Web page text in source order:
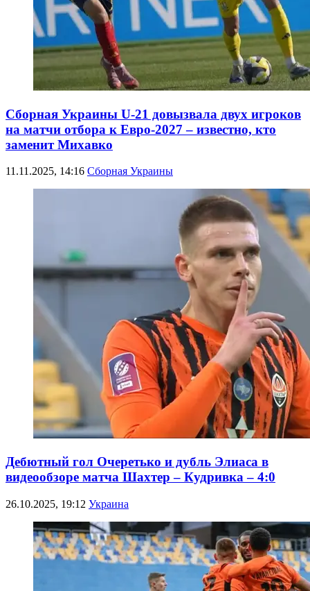
Сборная Украины U-21 довызвала двух игроков
на матчи отбора к Евро-2027 – известно, кто
заменит Михавко
11.11.2025, 14:16 Сборная Украины
Дебютный гол Очеретько и дубль Элиаса в
видеообзоре матча Шахтер – Кудривка – 4:0
26.10.2025, 19:12 Украина